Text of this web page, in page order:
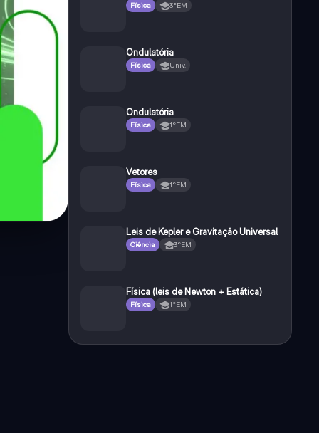
Física 3°EM
Ondulatória
Física Univ.
Ondulatória
Física 1°EM
Vetores
Física 1°EM
Leis de Kepler e Gravitação Universal
Ciência 3°EM
Física (leis de Newton + Estática)
Física 1°EM